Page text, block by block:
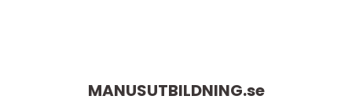
MANUSUTBILDNING.se